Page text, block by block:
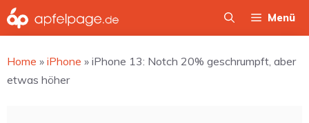
Zum
Inhalt
Menü
Home » iPhone » iPhone 13: Notch 20% geschrumpft, aber
etwas höher